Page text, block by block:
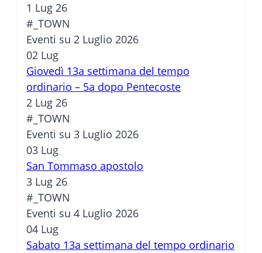
1 Lug 26
#_TOWN
Eventi su 2 Luglio 2026
02 Lug
Giovedì 13a settimana del tempo
ordinario – 5a dopo Pentecoste
2 Lug 26
#_TOWN
Eventi su 3 Luglio 2026
03 Lug
San Tommaso apostolo
3 Lug 26
#_TOWN
Eventi su 4 Luglio 2026
04 Lug
Sabato 13a settimana del tempo ordinario